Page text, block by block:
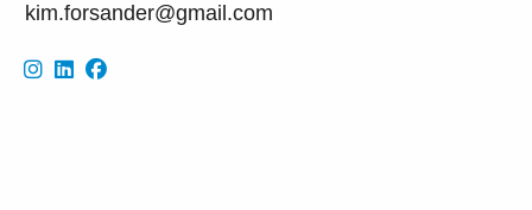
kim.forsander@gmail.com